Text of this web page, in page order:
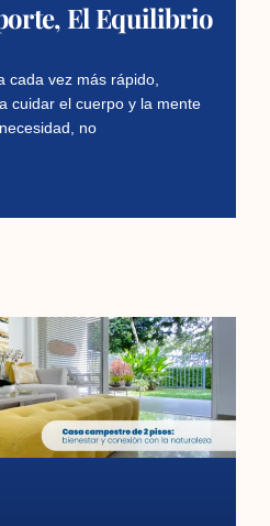
El Equilibrio
cada vez más rápido,
cuidar el cuerpo y la mente
no